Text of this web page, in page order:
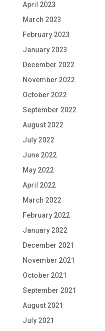
April 2023
March 2023
February 2023
January 2023
December 2022
November 2022
October 2022
September 2022
August 2022
July 2022
June 2022
May 2022
April 2022
March 2022
February 2022
January 2022
December 2021
November 2021
October 2021
September 2021
August 2021
July 2021